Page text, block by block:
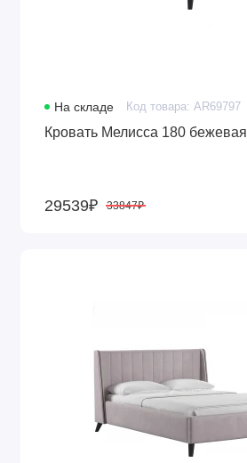
На складе Код товара: AR69797
Кровать Мелисса 180 бежевая
29539₽ 33847₽